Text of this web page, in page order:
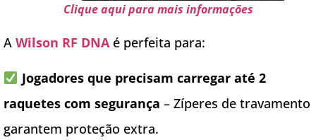
Clique aqui para mais informações
A Wilson RF DNA é perfeita para:
Jogadores que precisam carregar até 2
raquetes com segurança – Zíperes de travamento
garantem proteção extra.